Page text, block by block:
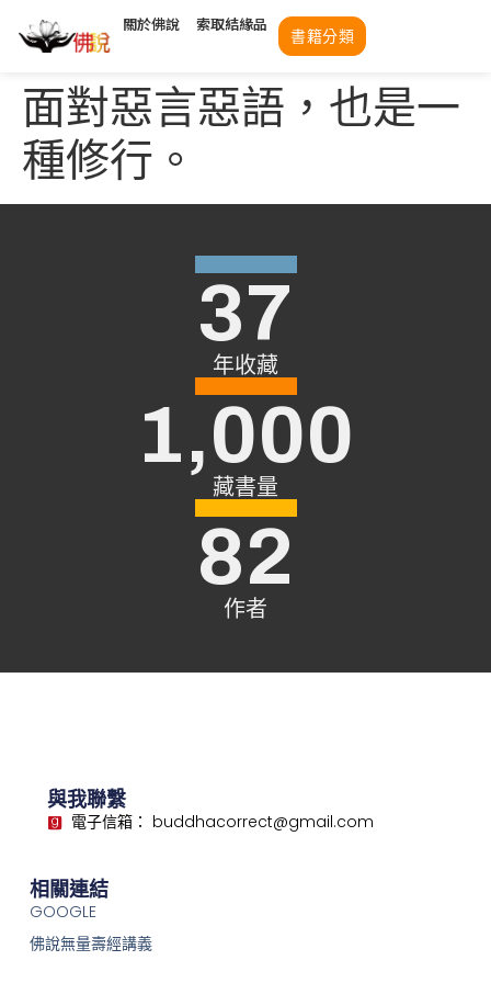
關於佛說 索取結緣品
書籍分類
面對惡言惡語，也是一
種修行。
年收藏
37
藏書量
1,000
作者
82
與我聯繫
電子信箱： buddhacorrect@gmail.com
相關連結
GOOGLE
佛說無量壽經講義